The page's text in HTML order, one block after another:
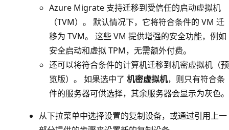
Azure Migrate 支持迁移到受信任的启动虚拟机
（TVM）。 默认情况下，它将符合条件的 VM 迁
移为 TVM。 这些 VM 提供增强的安全功能，例如
安全启动和虚拟 TPM，无需额外付费。
还可以将符合条件的计算机迁移到机密虚拟机（预
览版）。 如果选中了 机密虚拟机，则只有符合条
件的服务器可供选择，其余服务器会显示为灰色。
从下拉菜单中选择设置的复制设备，或通过引用上一